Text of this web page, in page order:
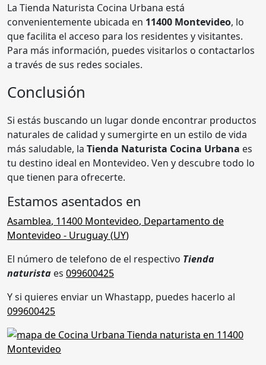
La Tienda Naturista Cocina Urbana está
convenientemente ubicada en 11400 Montevideo, lo
que facilita el acceso para los residentes y visitantes.
Para más información, puedes visitarlos o contactarlos
a través de sus redes sociales.
Conclusión
Si estás buscando un lugar donde encontrar productos
naturales de calidad y sumergirte en un estilo de vida
más saludable, la Tienda Naturista Cocina Urbana es
tu destino ideal en Montevideo. Ven y descubre todo lo
que tienen para ofrecerte.
Estamos asentados en
Asamblea, 11400 Montevideo, Departamento de
Montevideo - Uruguay (UY)
El número de telefono de el respectivo Tienda
naturista es 099600425
Y si quieres enviar un Whastapp, puedes hacerlo al
099600425